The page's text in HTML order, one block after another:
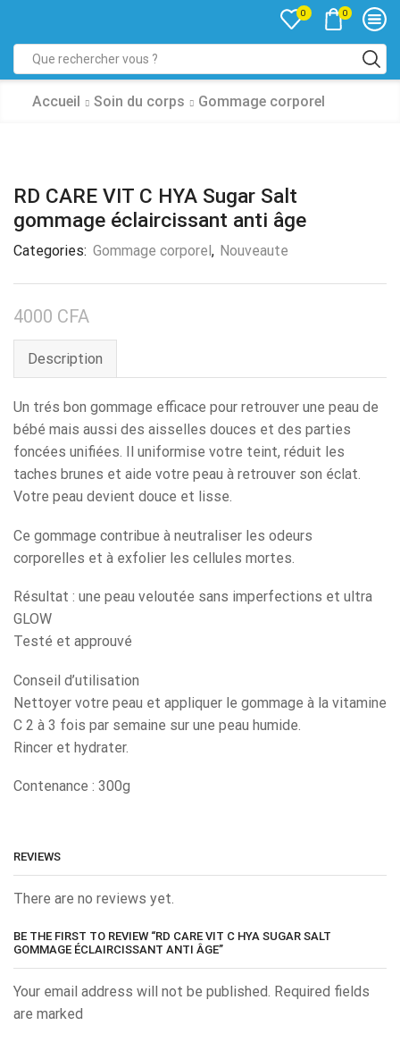
0 0
Accueil Soin du corps Gommage corporel
RD CARE VIT C HYA Sugar Salt
gommage éclaircissant anti âge
Categories: Gommage corporel, Nouveaute
4000 CFA
Description
Un trés bon gommage efficace pour retrouver une peau de
bébé mais aussi des aisselles douces et des parties
foncées unifiées. Il uniformise votre teint, réduit les
taches brunes et aide votre peau à retrouver son éclat.
Votre peau devient douce et lisse.
Ce gommage contribue à neutraliser les odeurs
corporelles et à exfolier les cellules mortes.
Résultat : une peau veloutée sans imperfections et ultra
GLOW
Testé et approuvé
Conseil d’utilisation
Nettoyer votre peau et appliquer le gommage à la vitamine
C 2 à 3 fois par semaine sur une peau humide.
Rincer et hydrater.
Contenance : 300g
REVIEWS
There are no reviews yet.
BE THE FIRST TO REVIEW “RD CARE VIT C HYA SUGAR SALT
GOMMAGE ÉCLAIRCISSANT ANTI ÂGE”
Your email address will not be published. Required fields
are marked